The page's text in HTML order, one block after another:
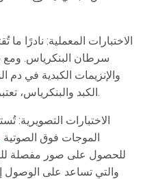
الاختبارات المعملية: نادرًا
سرطان البنكرياس. ومع
والإنزيمات الكبدية في
الكبد والبنكرياس، تعتبر ذات صلة خاصة للمتخصصين.
الاختبارات التصويرية:
الموجات فوق الصوتية
للحصول على صور مفصلة
والتي تساعد على